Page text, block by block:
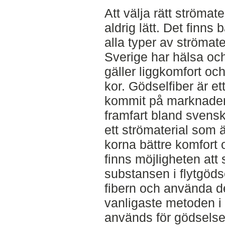
Att välja rätt
aldrig lätt. Det finns
alla typer av
Sverige har hälsa
gäller liggkomfort
kor. Gödselfiber är
kommit på
framfart bland
ett strömaterial som
korna bättre komfort
finns möjligheten att
substansen i
fibern och använda
vanligaste metoden
används för